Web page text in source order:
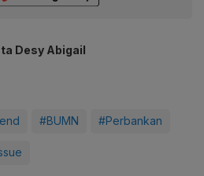
Desy Abigail
#BUMN #Perbankan